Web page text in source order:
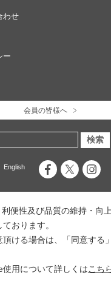
便性及び品質の維持・向
おります。
ける場合は、「同意する
用について詳しくはこち
わせ
ー
会員の皆様へ
English